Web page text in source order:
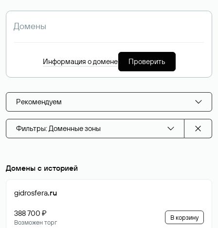
Информация о домене Проверить
Рекомендуем
Фильтры: Доменные зоны
Домены с историей
gidrosfera.ru
388 700 ₽
Возможен торг
В корзину